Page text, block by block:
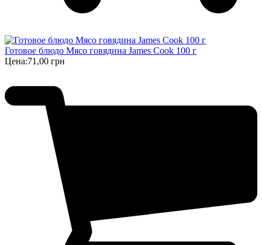
Готовое блюдо Мясо говядина James Cook 100 г
Цена:71,00 грн